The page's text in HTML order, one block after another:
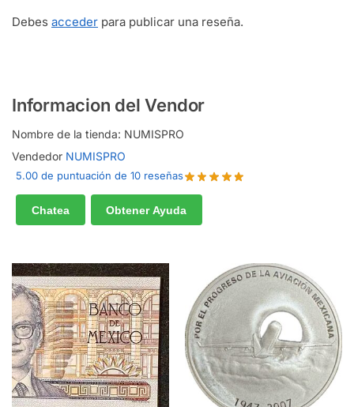
Debes acceder para publicar una reseña.
Informacion del Vendor
Nombre de la tienda: NUMISPRO
Vendedor NUMISPRO
5.00 de puntuación de 10 reseñas
Chatea Obtener Ayuda